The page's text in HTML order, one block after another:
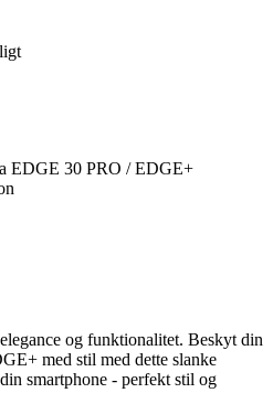
EDGE 30 PRO / EDGE+
og funktionalitet. Beskyt din
med stil med dette slanke
smartphone - perfekt stil og